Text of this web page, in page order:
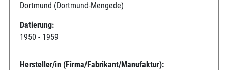
Dortmund (Dortmund-Mengede)
Datierung:
1950 - 1959
Hersteller/in (Firma/Fabrikant/Manufaktur):